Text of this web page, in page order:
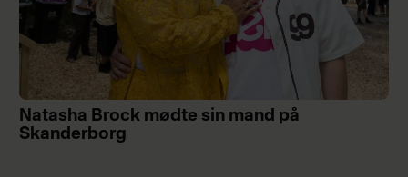
Natasha Brock mødte sin mand på
Skanderborg